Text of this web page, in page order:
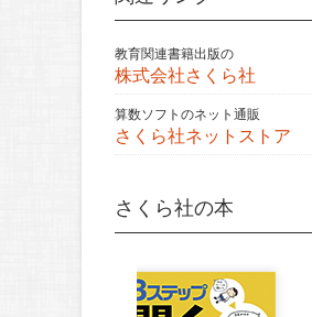
教育関連書籍出版の
株式会社さくら社
算数ソフトのネット通販
さくら社ネットストア
さくら社の本